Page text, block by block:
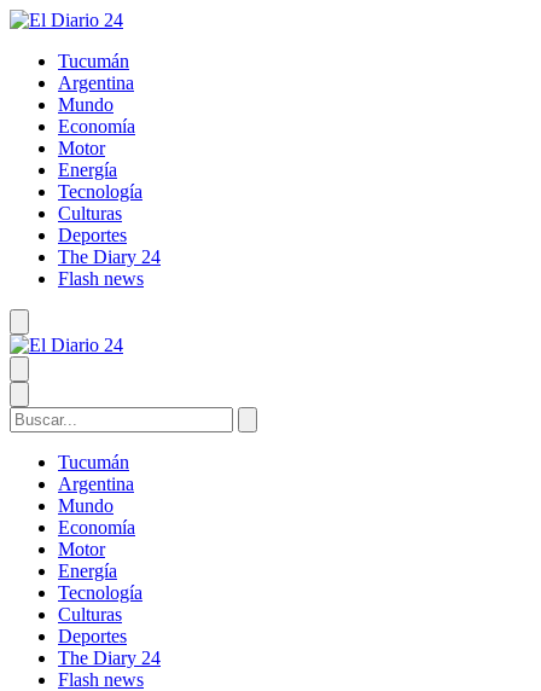
Tucumán
Argentina
Mundo
Economía
Motor
Energía
Tecnología
Culturas
Deportes
The Diary 24
Flash news
Tucumán
Argentina
Mundo
Economía
Motor
Energía
Tecnología
Culturas
Deportes
The Diary 24
Flash news